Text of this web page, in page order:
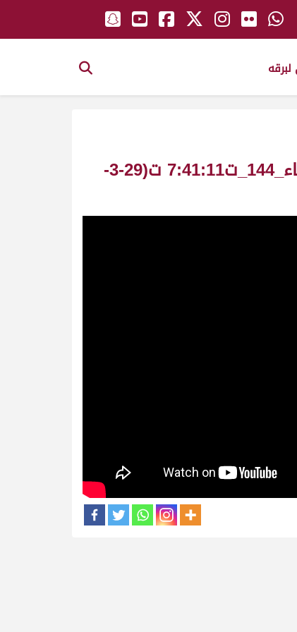
عاليا ملك_محمد عبيد عيد المنصوري سباق سمو الأمير ش11 لقايا بكار عام مساء_144_ت7:41:11 ت(29-3-